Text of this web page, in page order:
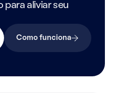
aliviar seu
Como funciona